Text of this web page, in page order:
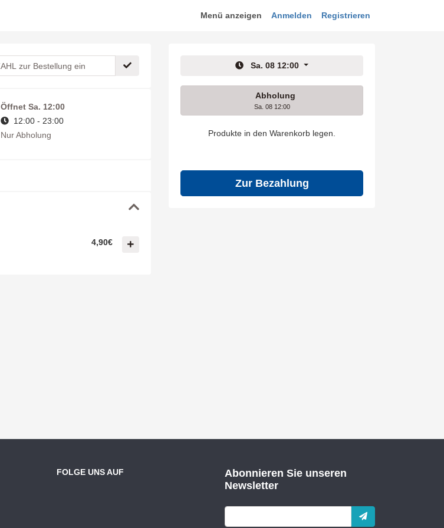
Menü anzeigen Anmelden Registrieren
Öffnet Sa. 12:00
12:00 - 23:00
Nur Abholung
4,90€
Sa. 08 12:00
Abholung
Sa. 08 12:00
Produkte in den Warenkorb legen.
Zur Bezahlung
FOLGE UNS AUF
Abonnieren Sie unseren
Newsletter